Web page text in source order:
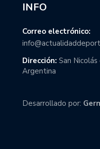
INFO
Correo electrónico:
Dirección: San
Argentina
Desarrollado por: